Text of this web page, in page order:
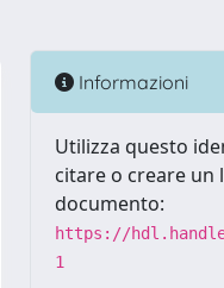
Informazioni
Utilizza questo
citare o creare un
documento:
https://
1